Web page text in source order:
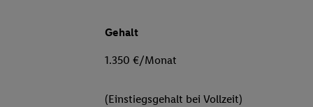
Gehalt
1.350 €/Monat
(Einstiegsgehalt bei Vollzeit)